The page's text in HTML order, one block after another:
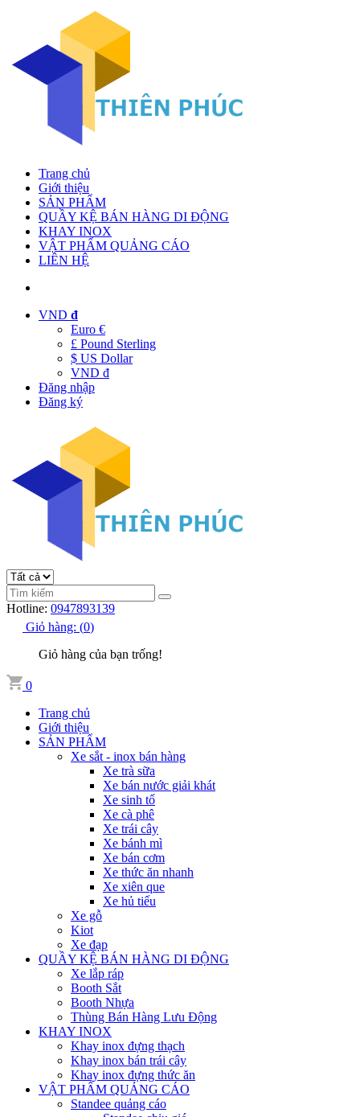
Trang chủ
Giới thiệu
SẢN PHẨM
QUẦY KỆ BÁN HÀNG DI ĐỘNG
KHAY INOX
VẬT PHẨM QUẢNG CÁO
LIÊN HỆ
VND đ
Euro €
£ Pound Sterling
$ US Dollar
VND đ
Đăng nhập
Đăng ký
Hotline: 0947893139
Giỏ hàng: (0)
Giỏ hàng của bạn trống!
0
Trang chủ
Giới thiệu
SẢN PHẨM
Xe sắt - inox bán hàng
Xe trà sữa
Xe bán nước giải khát
Xe sinh tố
Xe cà phê
Xe trái cây
Xe bánh mì
Xe bán cơm
Xe thức ăn nhanh
Xe xiên que
Xe hủ tiếu
Xe gỗ
Kiot
Xe đạp
QUẦY KỆ BÁN HÀNG DI ĐỘNG
Xe lắp ráp
Booth Sắt
Booth Nhựa
Thùng Bán Hàng Lưu Động
KHAY INOX
Khay inox đựng thạch
Khay inox bán trái cây
Khay inox đựng thức ăn
VẬT PHẨM QUẢNG CÁO
Standee quảng cáo